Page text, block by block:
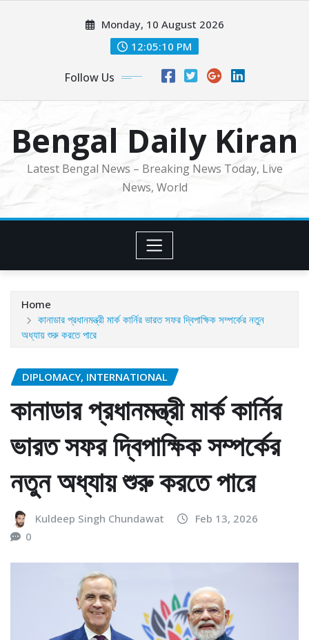
Monday, 10 August 2026
12:05:11 PM
Follow Us
Bengal Daily Kiran
Latest Bengal News – Breaking News Today, Live
News, World
Home
কানাডার প্রধানমন্ত্রী মার্ক কার্নির ভারত সফর দ্বিপাক্ষিক সম্পর্কের নতুন
অধ্যায় শুরু করতে পারে
DIPLOMACY, INTERNATIONAL
কানাডার প্রধানমন্ত্রী মার্ক কার্নির
ভারত সফর দ্বিপাক্ষিক সম্পর্কের
নতুন অধ্যায় শুরু করতে পারে
Kuldeep Singh Chundawat
Feb 13, 2026
0